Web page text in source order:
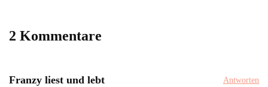
2 Kommentare
Franzy liest und lebt Antworten